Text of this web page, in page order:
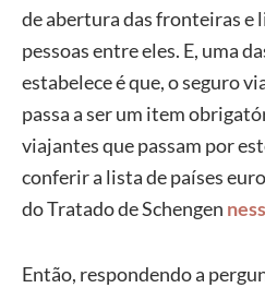
de abertura das fronteiras e
pessoas entre eles. E, uma
estabelece é que, o seguro
passa a ser um item
viajantes que passam por
conferir a lista de países
do Tratado de Schengen
Então, respondendo a